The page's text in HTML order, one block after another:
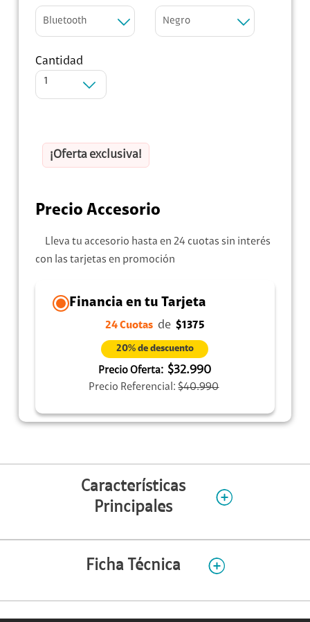
Bluetooth Negro
Cantidad
1
¡Oferta exclusiva!
Precio Accesorio
Lleva tu accesorio hasta en 24 cuotas sin interés
con las tarjetas en promoción
Financia en tu Tarjeta
24 Cuotas de $1375
20% de descuento
Precio Oferta: $32.990
Precio Referencial:$40.990
Características
Principales
Ficha Técnica